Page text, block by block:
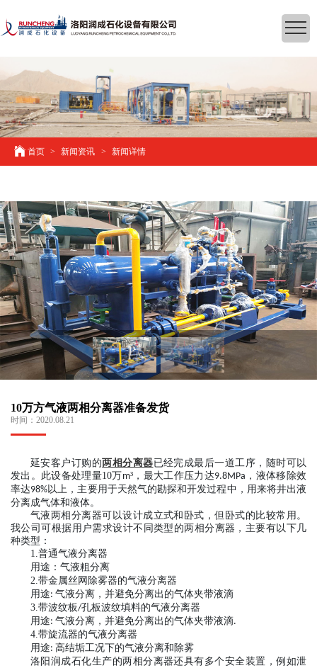
首页 > 新闻资讯 > 新闻详情
10万方气液两相分离器准备发货
时间： 2020.08.21
延安客户订购的两相分离器已经完成最后一道工序，随时可以
发出。此设备处理量10万m³，最大工作压力达9.8MPa ，液体移除效
率达98%以上，主要用于天然气的勘探和开发过程中，用来将井出液
分离成气体和液体。
气液两相分离器可以设计成立式和卧式，但卧式的比较常用。
我公司可根据用户需求设计不同类型的两相分离器，主要有以下几
种类型：
1. 普通气液分离器
用途：气液粗分离
2. 带金属丝网除雾器的气液分离器
用途: 气液分离，并避免分离出的气体夹带液滴
3. 带波纹板/孔板波纹填料的气液分离器
用途: 气液分离，并避免分离出的气体夹带液滴.
4. 带旋流器的气液分离器
用途: 高结垢工况下的气液分离和除雾
洛阳润成石化生产的两相分离器还具有多个安全装置，例如泄